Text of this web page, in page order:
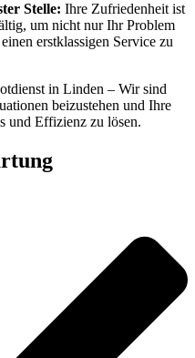
Stelle: Ihre Zufriedenheit ist
um nicht nur Ihr Problem
erstklassigen Service zu
in Linden – Wir sind
beizustehen und Ihre
und Effizienz zu lösen.